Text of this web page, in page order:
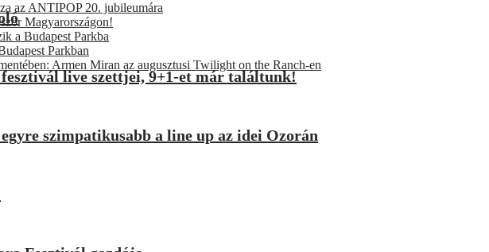
az ANTIPOP 20. jubileumára
Magyarországon!
a Budapest Parkba
Parkban
Armen Miran az augusztusi Twilight on the Ranch-en
live szettjei, 9+1-et már találtunk!
szimpatikusabb a line up az idei Ozorán